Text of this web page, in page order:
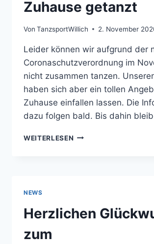
Zuhause getanzt
Von TanzsportWillich 2. November
Leider können wir aufgrund der
Coronaschutzverordnung im
nicht zusammen tanzen.
haben sich aber ein tollen
Zuhause einfallen lassen. Die
dazu folgen bald. Bis dahin
WEITERLESEN IM
NEWS
Herzlichen
zum